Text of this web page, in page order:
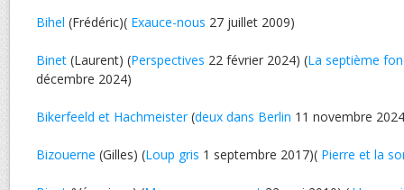
Bihel (Frédéric)( Exauce-nous 27 juillet 2009)
Binet (Laurent) (Perspectives 22 février 2024) (La septième
décembre 2024)
Bikerfeeld et Hachmeister(deux dans Berlin 11 novembre
Bizouerne (Gilles) (Loup gris 1 septembre 2017)( Pierre et la